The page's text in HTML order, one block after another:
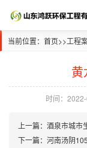
当前位置： 首页>>工程
时间：
上一篇： 酒泉市城市
下一篇： 河南汤阴